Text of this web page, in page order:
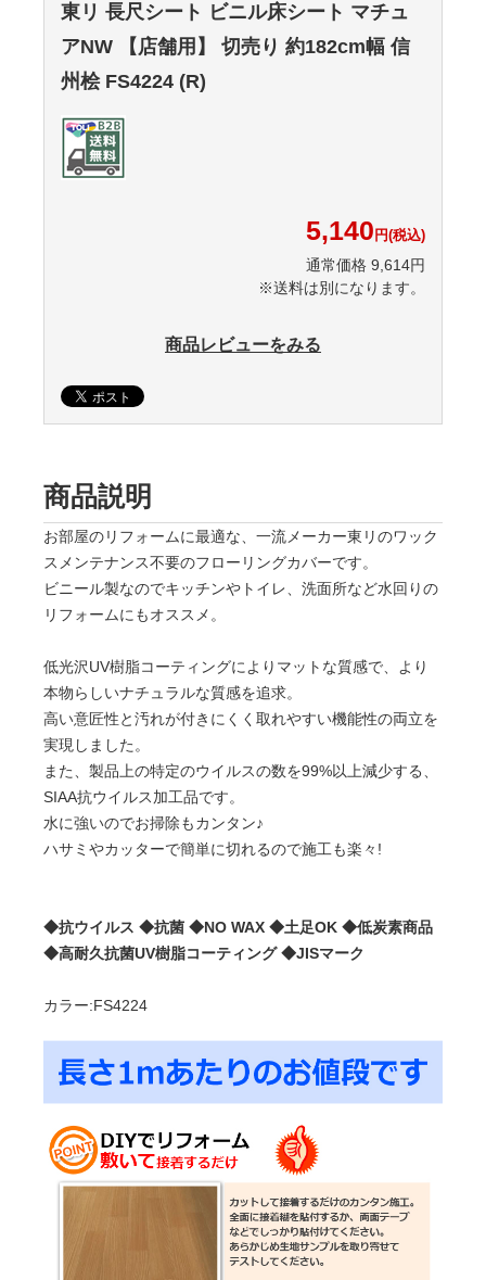
東リ 長尺シート ビニル床シート マチュ
アNW 【店舗用】 切売り 約182cm幅 信
州桧 FS4224 (R)
5,140 円(税込)
通常価格 9,614円
※送料は別になります。
商品レビューをみる
商品説明
お部屋のリフォームに最適な、一流メーカー東リのワック
スメンテナンス不要のフローリングカバーです。
ビニール製なのでキッチンやトイレ、洗面所など水回りの
リフォームにもオススメ。
低光沢UV樹脂コーティングによりマットな質感で、より
本物らしいナチュラルな質感を追求。
高い意匠性と汚れが付きにくく取れやすい機能性の両立を
実現しました。
また、製品上の特定のウイルスの数を99%以上減少する、
SIAA抗ウイルス加工品です。
水に強いのでお掃除もカンタン♪
ハサミやカッターで簡単に切れるので施工も楽々!
◆抗ウイルス ◆抗菌 ◆NO WAX ◆土足OK ◆低炭素商品
◆高耐久抗菌UV樹脂コーティング ◆JISマーク
カラー:FS4224